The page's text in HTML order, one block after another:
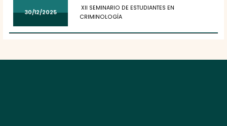
30/12/2025
XII SEMINARIO DE ESTUDIANTES EN
CRIMINOLOGÍA